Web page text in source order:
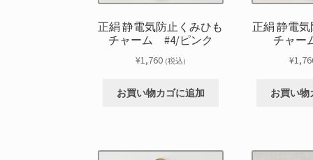
正絹 静電気防止くみひも
チャーム #4/ピンク
¥1,760 (税込)
お買い物カゴに追加
正絹 静電
チャ
¥
お買い物